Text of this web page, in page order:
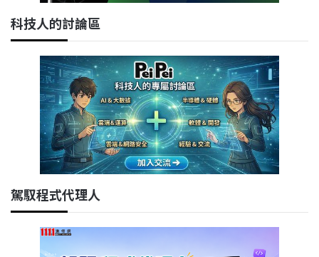
科技人的討論區
駕馭程式代理人